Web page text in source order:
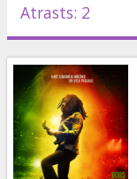
Pasākumi
Ziņas
Dāvanu
kartes
Atrasts: 2